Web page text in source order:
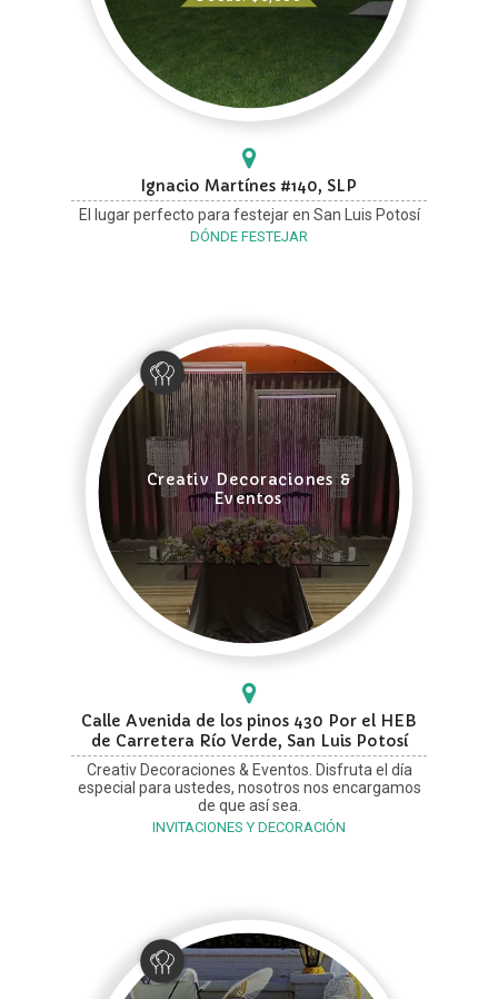
Ignacio Martínes #140, SLP
El lugar perfecto para festejar en San Luis Potosí
DÓNDE FESTEJAR
Creativ Decoraciones &
Eventos
Calle Avenida de los pinos 430 Por el HEB
de Carretera Río Verde, San Luis Potosí
Creativ Decoraciones & Eventos. Disfruta el día
especial para ustedes, nosotros nos encargamos
de que así sea.
INVITACIONES Y DECORACIÓN